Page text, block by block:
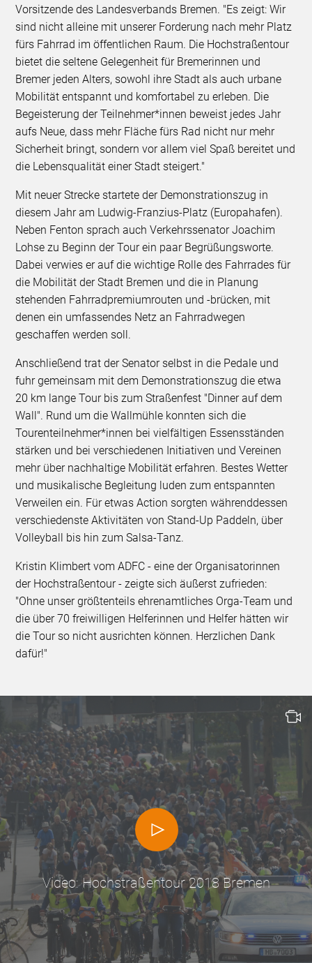
Vorsitzende des Landesverbands Bremen. "Es zeigt: Wir
sind nicht alleine mit unserer Forderung nach mehr Platz
fürs Fahrrad im öffentlichen Raum. Die Hochstraßentour
bietet die seltene Gelegenheit für Bremerinnen und
Bremer jeden Alters, sowohl ihre Stadt als auch urbane
Mobilität entspannt und komfortabel zu erleben. Die
Begeisterung der Teilnehmer*innen beweist jedes Jahr
aufs Neue, dass mehr Fläche fürs Rad nicht nur mehr
Sicherheit bringt, sondern vor allem viel Spaß bereitet und
die Lebensqualität einer Stadt steigert."
Mit neuer Strecke startete der Demonstrationszug in
diesem Jahr am Ludwig-Franzius-Platz (Europahafen).
Neben Fenton sprach auch Verkehrssenator Joachim
Lohse zu Beginn der Tour ein paar Begrüßungsworte.
Dabei verwies er auf die wichtige Rolle des Fahrrades für
die Mobilität der Stadt Bremen und die in Planung
stehenden Fahrradpremiumrouten und -brücken, mit
denen ein umfassendes Netz an Fahrradwegen
geschaffen werden soll.
Anschließend trat der Senator selbst in die Pedale und
fuhr gemeinsam mit dem Demonstrationszug die etwa
20 km lange Tour bis zum Straßenfest "Dinner auf dem
Wall". Rund um die Wallmühle konnten sich die
Tourenteilnehmer*innen bei vielfältigen Essensständen
stärken und bei verschiedenen Initiativen und Vereinen
mehr über nachhaltige Mobilität erfahren. Bestes Wetter
und musikalische Begleitung luden zum entspannten
Verweilen ein. Für etwas Action sorgten währenddessen
verschiedenste Aktivitäten von Stand-Up Paddeln, über
Volleyball bis hin zum Salsa-Tanz.
Kristin Klimbert vom ADFC - eine der Organisatorinnen
der Hochstraßentour - zeigte sich äußerst zufrieden:
"Ohne unser größtenteils ehrenamtliches Orga-Team und
die über 70 freiwilligen Helferinnen und Helfer hätten wir
die Tour so nicht ausrichten können. Herzlichen Dank
dafür!"
Video: Hochstraßentour 2018 Bremen